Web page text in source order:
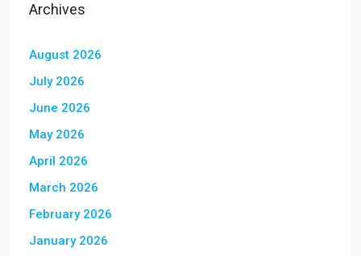
Archives
August 2026
July 2026
June 2026
May 2026
April 2026
March 2026
February 2026
January 2026